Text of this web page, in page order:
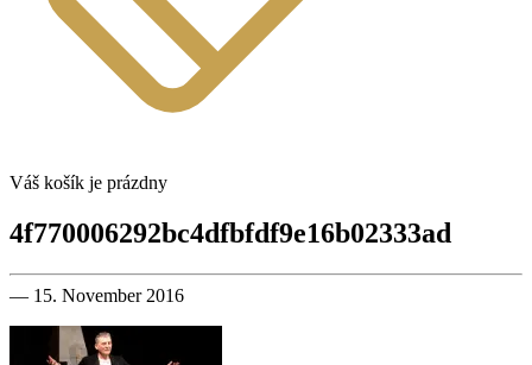
Váš košík je prázdny
4f770006292bc4dfbfdf9e16b02333ad
— 15. November 2016